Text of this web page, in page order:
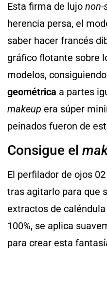
Esta firma de lujo non-
herencia persa, el
saber hacer francés
gráfico flotante sobre
modelos,
geométrica a partes
makeup era súper
peinados fueron de
Consigue el
El perfilador de ojos
tras agitarlo para que
extractos de
100%, se aplica
para crear esta